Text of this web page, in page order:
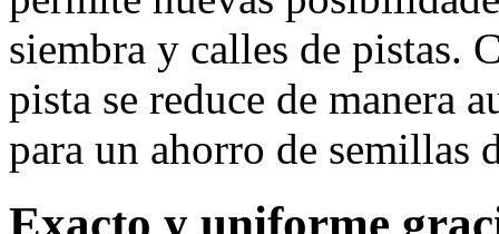
siembra y calles de pistas.
pista se reduce de manera
para un ahorro de semillas
Exacto y uniforme